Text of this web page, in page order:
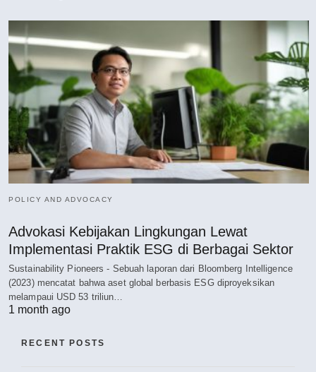
POLICY AND ADVOCACY
Advokasi Kebijakan Lingkungan Lewat
Implementasi Praktik ESG di Berbagai Sektor
Sustainability Pioneers - Sebuah laporan dari Bloomberg Intelligence
(2023) mencatat bahwa aset global berbasis ESG diproyeksikan
melampaui USD 53 triliun…
1 month ago
RECENT POSTS